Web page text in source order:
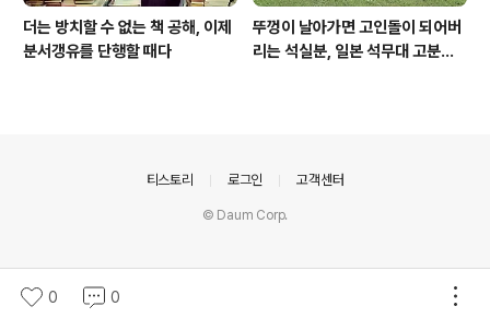
더는 방치할 수 없는 책 공해, 이제
분서갱유를 단행할 때다
뚜껑이 날아가면 고인돌이 되어버
리는 석실분, 일본 석무대 고분의
0 0
티스토리 로그인 고객센터
© Daum Corp.